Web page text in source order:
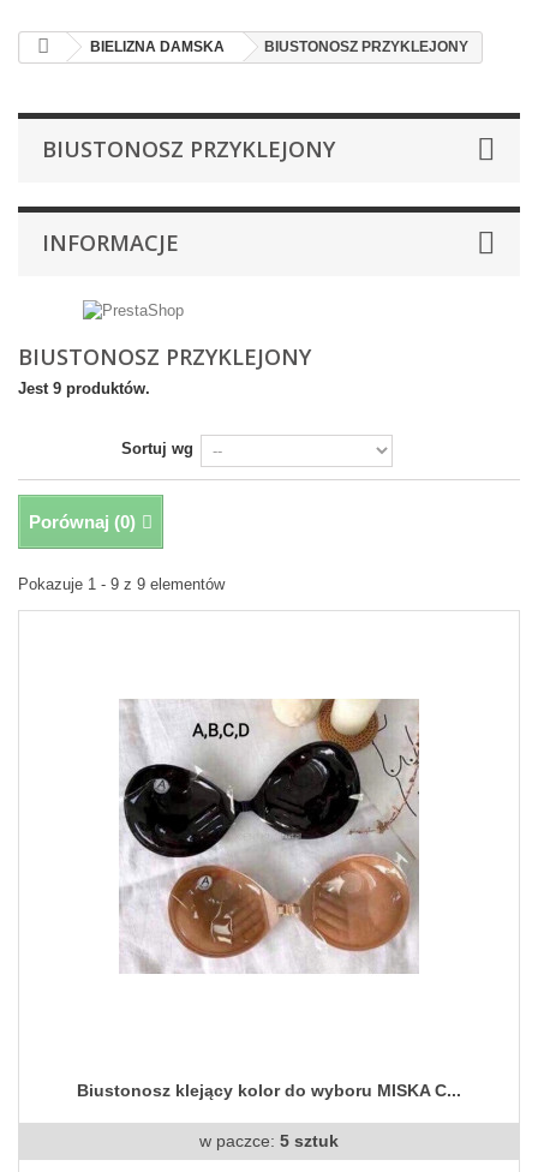
BIELIZNA DAMSKA BIUSTONOSZ PRZYKLEJONY
BIUSTONOSZ PRZYKLEJONY
INFORMACJE
BIUSTONOSZ PRZYKLEJONY
Jest 9 produktów.
Sortuj wg
Porównaj (0)
Pokazuje 1 - 9 z 9 elementów
Biustonosz klejący kolor do wyboru MISKA C...
w paczce: 5 sztuk